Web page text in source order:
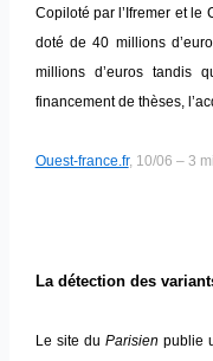
Copiloté par l’Ifremer et le
doté de 40 millions
millions d’euros tandis
financement de thèses,
Ouest-france.fr, 10/06 – 3
La détection des
Le site du Parisien publie